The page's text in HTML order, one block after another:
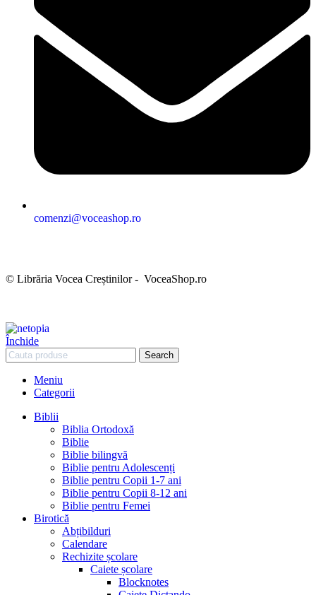
comenzi@voceashop.ro
© Librăria Vocea Creștinilor - VoceaShop.ro
Închide
Search
Meniu
Categorii
Biblii
Biblia Ortodoxă
Biblie
Biblie bilingvă
Biblie pentru Adolescenți
Biblie pentru Copii 1-7 ani
Biblie pentru Copii 8-12 ani
Biblie pentru Femei
Birotică
Abțibilduri
Calendare
Rechizite școlare
Caiete școlare
Blocknotes